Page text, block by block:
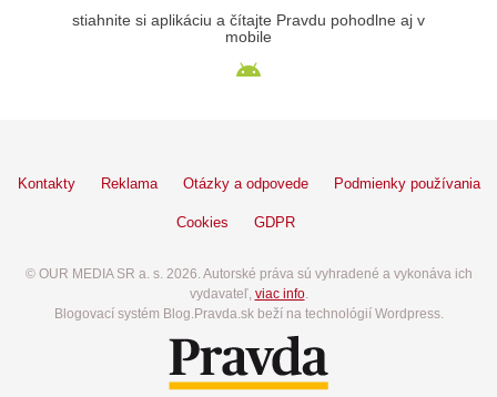
stiahnite si aplikáciu a čítajte Pravdu pohodlne aj v
mobile
Kontakty Reklama Otázky a odpovede Podmienky používania
Cookies GDPR
© OUR MEDIA SR a. s. 2026. Autorské práva sú vyhradené a vykonáva ich
vydavateľ, viac info.
Blogovací systém Blog.Pravda.sk beží na technológií Wordpress.